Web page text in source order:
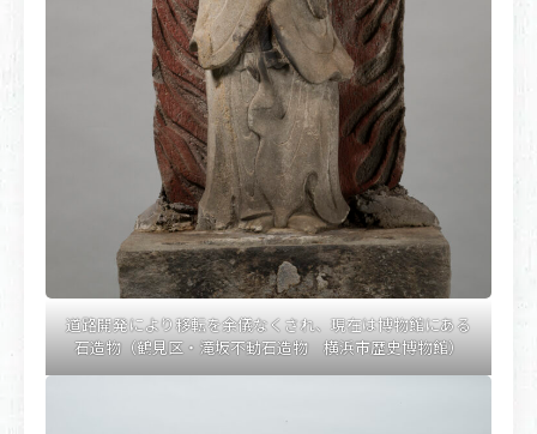
道路開発により移転を余儀なくされ、現在は博物館にある
石造物（鶴見区・滝坂不動石造物 横浜市歴史博物館）